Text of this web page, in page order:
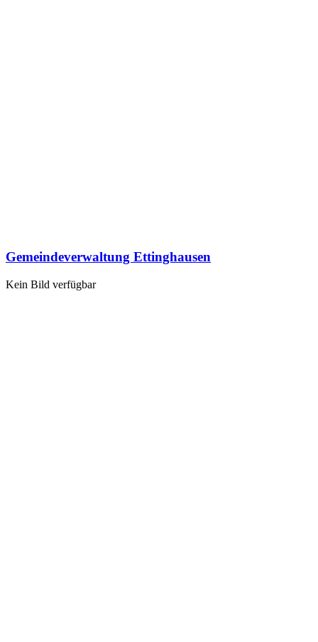
Gemeindeverwaltung Ettinghausen
Kein Bild verfügbar